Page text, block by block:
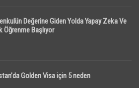
Değerine Giden Yolda Yapay Zeka Ve
Öğrenme Başlıyor
Golden Visa için 5 neden